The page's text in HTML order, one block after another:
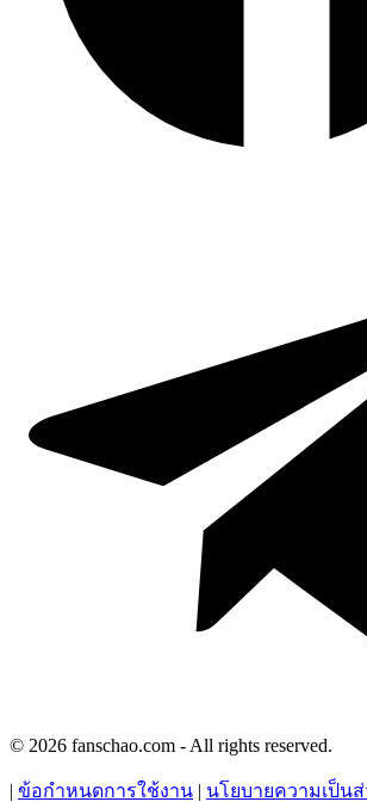
© 2026 fanschao.com - All rights reserved.
ข้อกำหนดการใช้งาน นโยบายความเป็น